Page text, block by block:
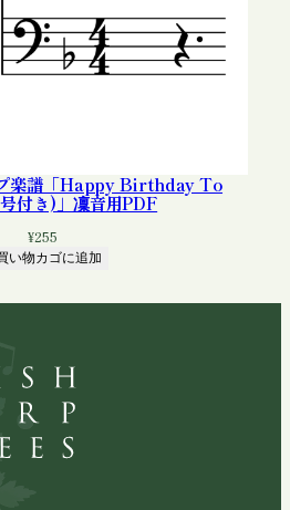
楽譜「Happy Birthday To
付き)」凜音用PDF
¥255
い物カゴに追加